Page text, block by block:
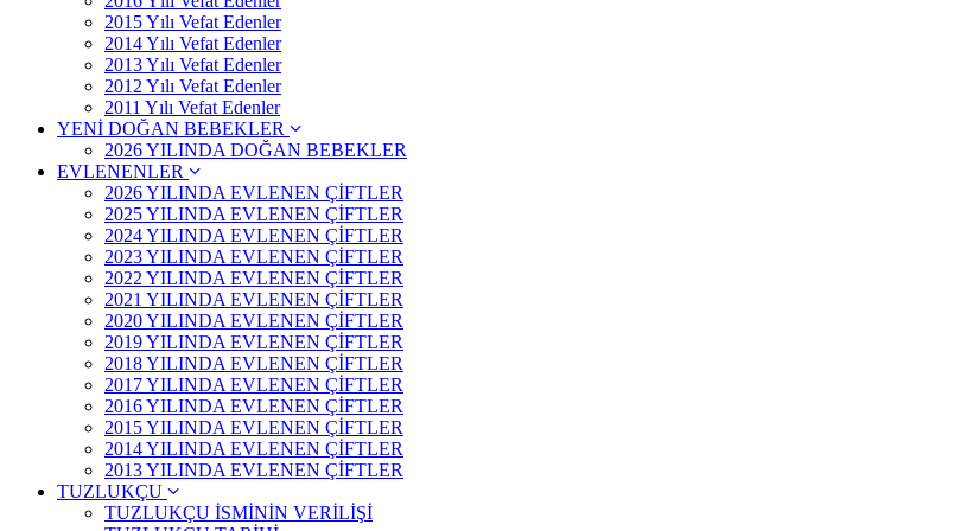
2015 Yılı Vefat Edenler
2014 Yılı Vefat Edenler
2013 Yılı Vefat Edenler
2012 Yılı Vefat Edenler
2011 Yılı Vefat Edenler
YENİ DOĞAN BEBEKLER
2026 YILINDA DOĞAN BEBEKLER
EVLENENLER
2026 YILINDA EVLENEN ÇİFTLER
2025 YILINDA EVLENEN ÇİFTLER
2024 YILINDA EVLENEN ÇİFTLER
2023 YILINDA EVLENEN ÇİFTLER
2022 YILINDA EVLENEN ÇİFTLER
2021 YILINDA EVLENEN ÇİFTLER
2020 YILINDA EVLENEN ÇİFTLER
2019 YILINDA EVLENEN ÇİFTLER
2018 YILINDA EVLENEN ÇİFTLER
2017 YILINDA EVLENEN ÇİFTLER
2016 YILINDA EVLENEN ÇİFTLER
2015 YILINDA EVLENEN ÇİFTLER
2014 YILINDA EVLENEN ÇİFTLER
2013 YILINDA EVLENEN ÇİFTLER
TUZLUKÇU
TUZLUKÇU İSMİNİN VERİLİŞİ